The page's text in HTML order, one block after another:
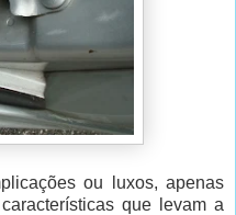
ou luxos, apenas
que levam a